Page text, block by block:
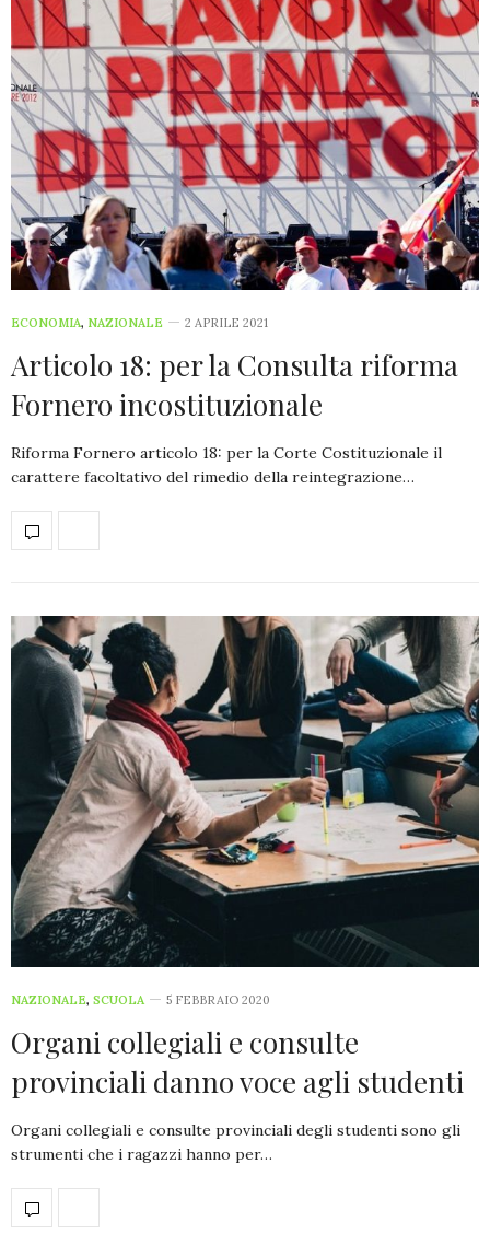
ECONOMIA, NAZIONALE 2 APRILE 2021
Articolo 18: per la Consulta riforma
Fornero incostituzionale
Riforma Fornero articolo 18: per la Corte Costituzionale il
carattere facoltativo del rimedio della reintegrazione…
NAZIONALE, SCUOLA 5 FEBBRAIO 2020
Organi collegiali e consulte
provinciali danno voce agli studenti
Organi collegiali e consulte provinciali degli studenti sono gli
strumenti che i ragazzi hanno per…